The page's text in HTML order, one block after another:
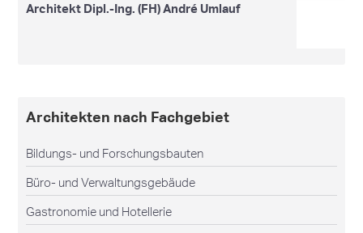
Architekt Dipl.-Ing. (FH) André Umlauf
Architekten nach Fachgebiet
Bildungs- und Forschungsbauten
Büro- und Verwaltungsgebäude
Gastronomie und Hotellerie